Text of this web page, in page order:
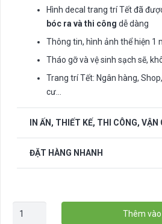
Hình decal trang trí Tết đã
bóc ra và thi công dễ dàng
Thông tin, hình ảnh thể hiện 1
Tháo gỡ và vệ sinh sạch sẽ,
Trang trí Tết: Ngân hàng,
cư…
IN ẤN, THIẾT KẾ, THI CÔNG, VẬN
ĐẶT HÀNG NHANH
Combo
Thêm